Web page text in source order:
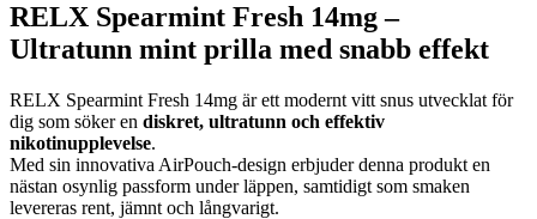
RELX Spearmint Fresh 14mg –
Ultratunn mint prilla med snabb effekt
RELX Spearmint Fresh 14mg är ett modernt vitt snus utvecklat för
dig som söker en diskret, ultratunn och effektiv
nikotinupplevelse.
Med sin innovativa AirPouch-design erbjuder denna produkt en
nästan osynlig passform under läppen, samtidigt som smaken
levereras rent, jämnt och långvarigt.